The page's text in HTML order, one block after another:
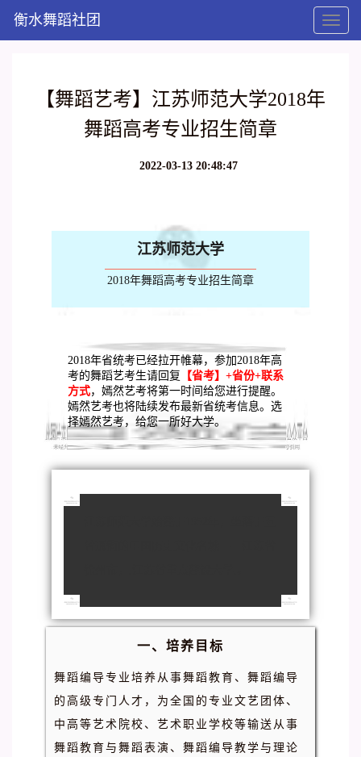
Toggle
衡水舞蹈社团
【舞蹈艺考】江苏师范大学2018年
舞蹈高考专业招生简章
2022-03-13 20:48:47
江苏师范大学
2018年舞蹈高考专业招生简章
2018年省统考已经拉开帷幕，参加2018年高
考的舞蹈艺考生请回复
【省考】+省份+联系
方式，嫣然艺考将第一时间给您进行提醒。
嫣然艺考也将陆续发布最新省统考信息。选
择嫣然艺考，给您一所好大学。
一、培养目标
舞蹈编导专业培养从事舞蹈教育、舞蹈编导
的高级专门人才，为全国的专业文艺团体、
中高等艺术院校、艺术职业学校等输送从事
舞蹈教育与舞蹈表演、舞蹈编导教学与理论